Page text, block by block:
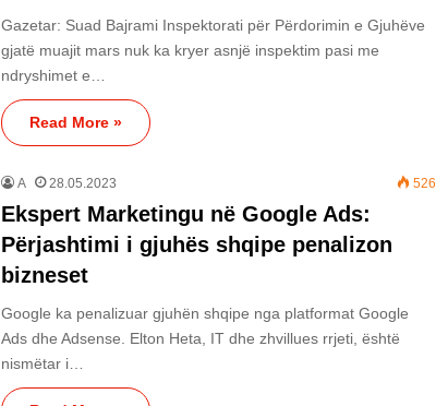
Gazetar: Suad Bajrami Inspektorati për Përdorimin e Gjuhëve
gjatë muajit mars nuk ka kryer asnjë inspektim pasi me
ndryshimet e…
Read More »
A 28.05.2023 526
Ekspert Marketingu në Google Ads:
Përjashtimi i gjuhës shqipe penalizon
bizneset
Google ka penalizuar gjuhën shqipe nga platformat Google
Ads dhe Adsense. Elton Heta, IT dhe zhvillues rrjeti, është
nismëtar i…